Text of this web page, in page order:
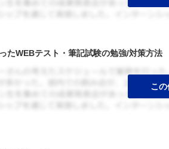
たWEBテスト・筆記試験の勉強/対策方法